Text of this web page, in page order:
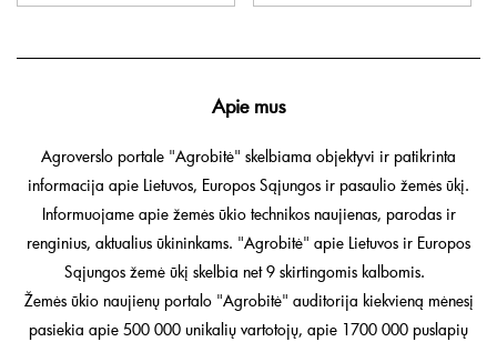
Apie mus
Agroverslo portale "Agrobitė" skelbiama objektyvi ir patikrinta
informacija apie Lietuvos, Europos Sąjungos ir pasaulio žemės ūkį.
Informuojame apie žemės ūkio technikos naujienas, parodas ir
renginius, aktualius ūkininkams. "Agrobitė" apie Lietuvos ir Europos
Sąjungos žemė ūkį skelbia net 9 skirtingomis kalbomis.
Žemės ūkio naujienų portalo "Agrobitė" auditorija kiekvieną mėnesį
pasiekia apie 500 000 unikalių vartotojų, apie 1700 000 puslapių